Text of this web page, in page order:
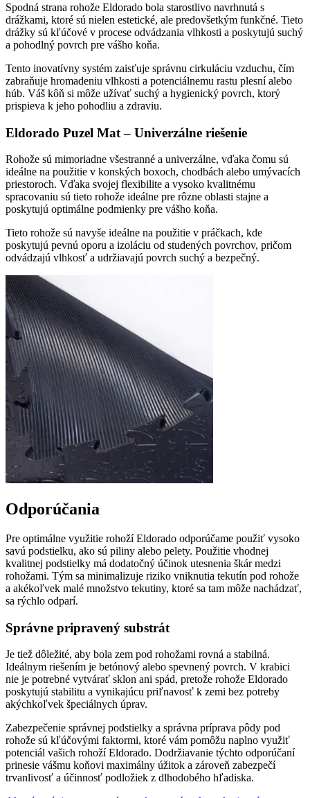
Spodná strana rohože Eldorado bola starostlivo navrhnutá s
drážkami, ktoré sú nielen estetické, ale predovšetkým funkčné. Tieto
drážky sú kľúčové v procese odvádzania vlhkosti a poskytujú suchý
a pohodlný povrch pre vášho koňa.
Tento inovatívny systém zaisťuje správnu cirkuláciu vzduchu, čím
zabraňuje hromadeniu vlhkosti a potenciálnemu rastu plesní alebo
húb. Váš kôň si môže užívať suchý a hygienický povrch, ktorý
prispieva k jeho pohodliu a zdraviu.
Eldorado Puzel Mat – Univerzálne riešenie
Rohože sú mimoriadne všestranné a univerzálne, vďaka čomu sú
ideálne na použitie v konských boxoch, chodbách alebo umývacích
priestoroch. Vďaka svojej flexibilite a vysoko kvalitnému
spracovaniu sú tieto rohože ideálne pre rôzne oblasti stajne a
poskytujú optimálne podmienky pre vášho koňa.
Tieto rohože sú navyše ideálne na použitie v práčkach, kde
poskytujú pevnú oporu a izoláciu od studených povrchov, pričom
odvádzajú vlhkosť a udržiavajú povrch suchý a bezpečný.
Odporúčania
Pre optimálne využitie rohoží Eldorado odporúčame použiť vysoko
savú podstielku, ako sú piliny alebo pelety. Použitie vhodnej
kvalitnej podstielky má dodatočný účinok utesnenia škár medzi
rohožami. Tým sa minimalizuje riziko vniknutia tekutín pod rohože
a akékoľvek malé množstvo tekutiny, ktoré sa tam môže nachádzať,
sa rýchlo odparí.
Správne pripravený substrát
Je tiež dôležité, aby bola zem pod rohožami rovná a stabilná.
Ideálnym riešením je betónový alebo spevnený povrch. V krabici
nie je potrebné vytvárať sklon ani spád, pretože rohože Eldorado
poskytujú stabilitu a vynikajúcu priľnavosť k zemi bez potreby
akýchkoľvek špeciálnych úprav.
Zabezpečenie správnej podstielky a správna príprava pôdy pod
rohože sú kľúčovými faktormi, ktoré vám pomôžu naplno využiť
potenciál vašich rohoží Eldorado. Dodržiavanie týchto odporúčaní
prinesie vášmu koňovi maximálny úžitok a zároveň zabezpečí
trvanlivosť a účinnosť podložiek z dlhodobého hľadiska.